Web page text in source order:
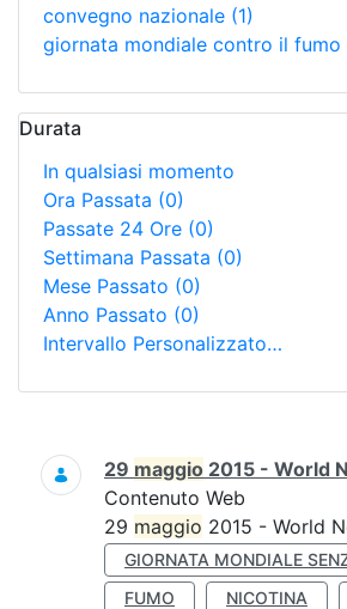
convegno nazionale (1)
giornata mondiale contro il fumo
Durata
In qualsiasi momento
Ora Passata (0)
Passate 24 Ore (0)
Settimana Passata (0)
Mese Passato (0)
Anno Passato (0)
Intervallo Personalizzato…
Ricerca
29 maggio 2015 - World
Contenuto Web
29 maggio 2015 - World
GIORNATA MONDIALE
FUMO
NICOTINA